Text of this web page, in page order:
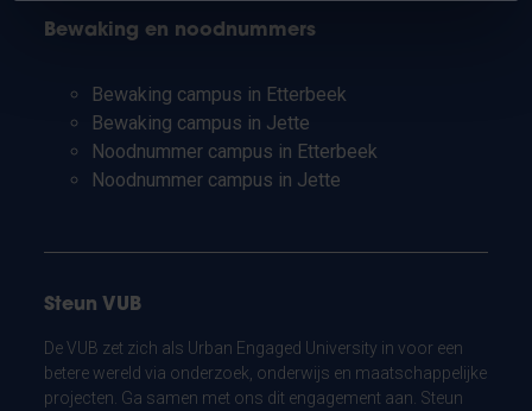
Bewaking en noodnummers
Bewaking campus in Etterbeek
Bewaking campus in Jette
Noodnummer campus in Etterbeek
Noodnummer campus in Jette
Steun VUB
De VUB zet zich als Urban Engaged University in voor een
betere wereld via onderzoek, onderwijs en maatschappelijke
projecten. Ga samen met ons dit engagement aan. Steun